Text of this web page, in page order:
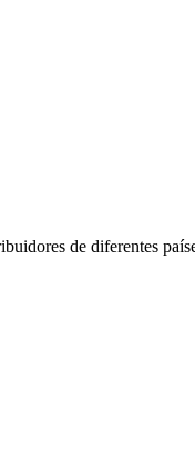
de diferentes